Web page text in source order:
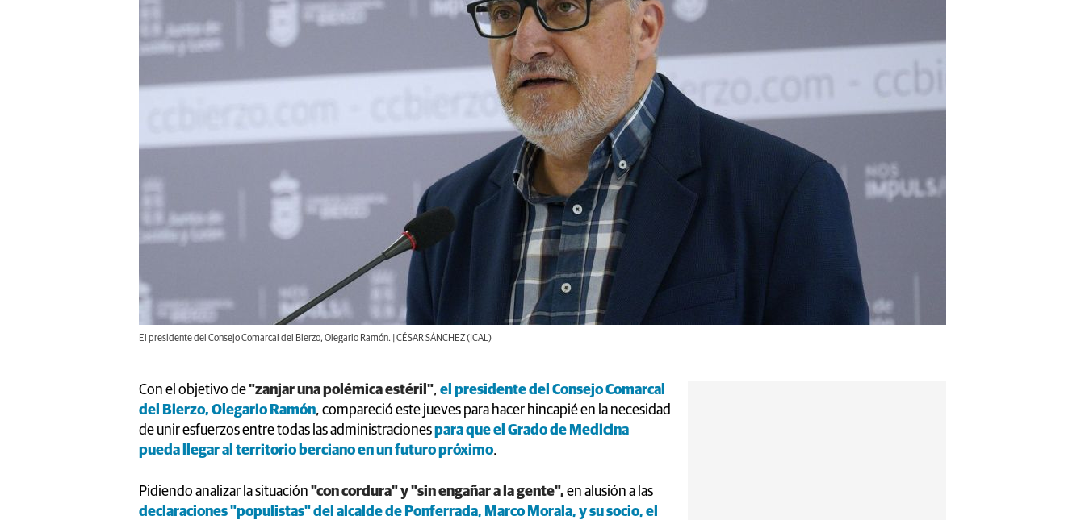
El presidente del Consejo Comarcal del Bierzo, Olegario Ramón. | CÉSAR SÁNCHEZ (ICAL)
Con el objetivo de"zanjar una polémica estéril", el presidente del Consejo Comarcal
del Bierzo, Olegario Ramón, compareció este jueves para hacer hincapié en la necesidad
de unir esfuerzos entre todas las administracionespara que el Grado de Medicina
pueda llegar al territorio berciano en un futuro próximo.
Pidiendo analizar la situación "con cordura" y "sin engañar a la gente", en alusión a las
declaraciones "populistas" del alcalde de Ponferrada, Marco Morala, y su socio, el